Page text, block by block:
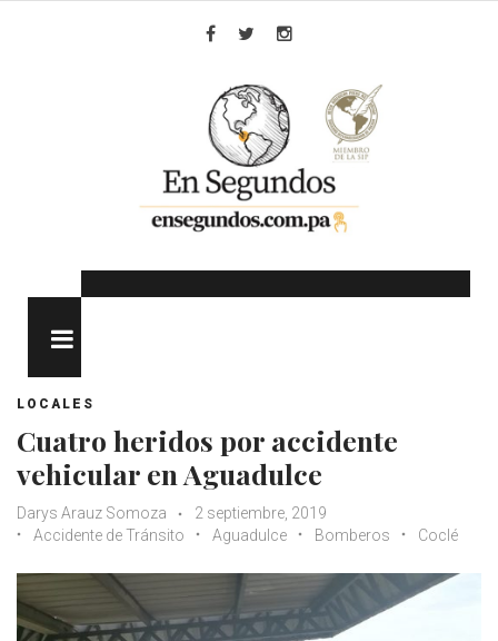
LOCALES
Cuatro heridos por accidente
vehicular en Aguadulce
Darys Arauz Somoza
2 septiembre, 2019
Accidente de Tránsito
Aguadulce Bomberos Coclé